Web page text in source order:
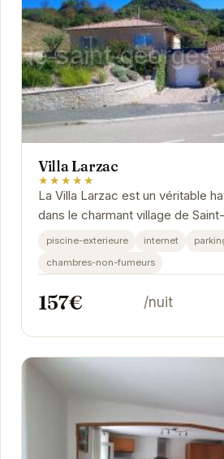
Villa Larzac
★★★★★
La Villa Larzac est un véritable
dans le charmant village de
Luzençon. Offrant un cadre idéal
piscine-exterieure internet
chambres-non-fumeurs
157€ /nuit